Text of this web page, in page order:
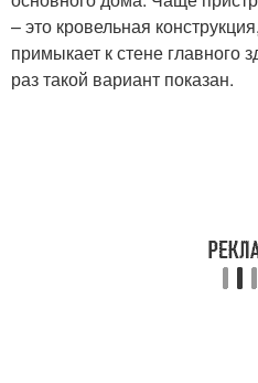
Кровли к стене
– это кровельная
примыкает к стене главного
раз такой вариант показан.